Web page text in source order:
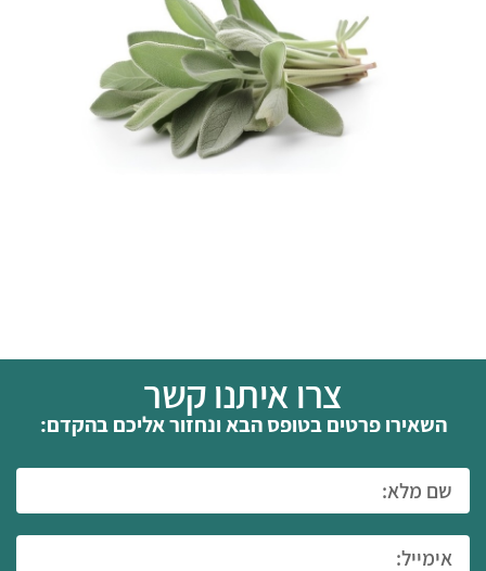
צרו איתנו קשר
השאירו פרטים בטופס הבא ונחזור אליכם בהקדם: